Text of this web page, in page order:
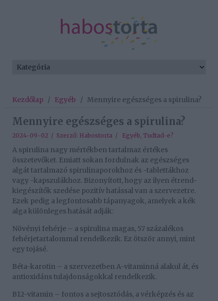
Kezdőlap / Egyéb / Mennyire egészséges a spirulina?
Mennyire egészséges a spirulina?
2024-09-02 / Szerző: Habostorta / Egyéb, Tudtad-e?
A spirulina nagy mértékben tartalmaz értékes
összetevőket. Emiatt sokan fordulnak az egészséges
algát tartalmazó spirulinaporokhoz és -tablettákhoz
vagy -kapszulákhoz. Bizonyított, hogy az ilyen étrend-
kiegészítők szedése pozitív hatással van a szervezetre.
Ezek pedig a legfontosabb tápanyagok, amelyek a kék
alga különleges hatását adják:
Növényi fehérje – a spirulina magas, 57 százalékos
fehérjetartalommal rendelkezik. Ez ötször annyi, mint
egy tojásé.
Béta-karotin – a szervezetben A-vitaminná alakul át, és
antioxidáns tulajdonságokkal rendelkezik.
B12-vitamin – fontos a sejtosztódás, a vérképzés és az